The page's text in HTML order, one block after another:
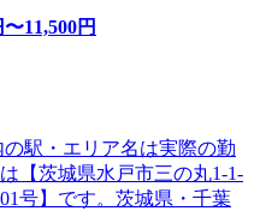
〜11,500円
駅・エリア名は実際の勤
【茨城県水戸市三の丸1-1-
号】です。茨城県・千葉